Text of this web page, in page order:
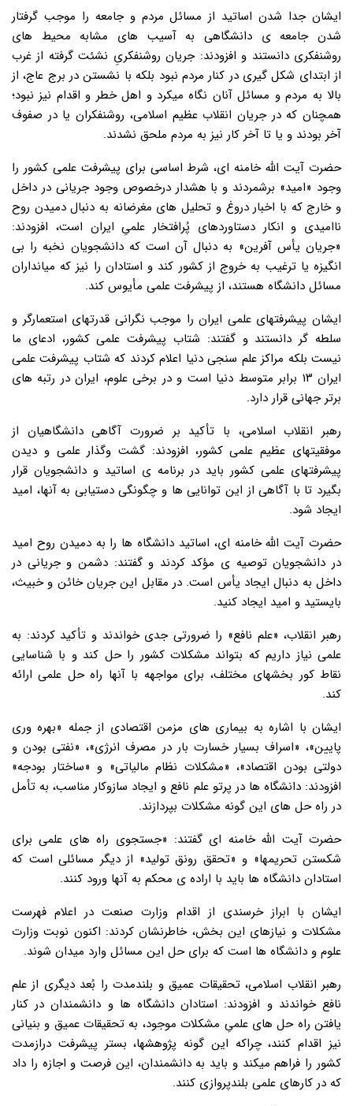
ایشان جدا شدن اساتید از مسائل مردم و جامعه را موجب گرفتار
شدن جامعه ی دانشگاهی به آسیب های مشابه محیط های
روشنفکری دانستند و افزودند: جریان روشنفکریِ نشئت گرفته از غرب
از ابتدای شکل گیری در کنار مردم نبود بلکه با نشستن در برج عاج، از
بالا به مردم و مسائل آنان نگاه میکرد و اهل خطر و اقدام نیز نبود؛
همچنان که در جریان انقلاب عظیم اسلامی، روشنفکران یا در صفوف
آخر بودند و یا تا آخر کار نیز به مردم ملحق نشدند.
حضرت آیت الله خامنه ای، شرط اساسی برای پیشرفت علمی کشور را
وجود «امید» برشمردند و با هشدار درخصوص وجود جریانی در داخل
و خارج که با اخبار دروغ و تحلیل های مغرضانه به دنبال دمیدن روح
ناامیدی و انکار دستاوردهای پُرافتخار علمیِ ایران است، افزودند:
«جریان یأس آفرین» به دنبال آن است که دانشجویان نخبه را بی
انگیزه یا ترغیب به خروج از کشور کند و استادان را نیز که میانداران
مسائل دانشگاه هستند، از پیشرفت علمی مأیوس کند.
ایشان پیشرفتهای علمی ایران را موجب نگرانی قدرتهای استعمارگر و
سلطه گر دانستند و گفتند: شتاب پیشرفت علمی کشور، ادعای ما
نیست بلکه مراکز علم سنجی دنیا اعلام کردند که شتاب پیشرفت علمی
ایران ۱۳ برابر متوسط دنیا است و در برخی علوم، ایران در رتبه های
برتر جهانی قرار دارد.
رهبر انقلاب اسلامی، با تأکید بر ضرورت آگاهی دانشگاهیان از
موفقیتهای عظیم علمی کشور، افزودند: گشت وگذار علمی و دیدن
پیشرفتهای علمی کشور باید در برنامه ی اساتید و دانشجویان قرار
بگیرد تا با آگاهی از این توانایی ها و چگونگی دستیابی به آنها، امید
ایجاد شود.
حضرت آیت الله خامنه ای، اساتید دانشگاه ها را به دمیدن روح امید
در دانشجویان توصیه ی مؤکد کردند و گفتند: دشمن و جریانی در
داخل به دنبال ایجاد یأس است. در مقابل این جریان خائن و خبیث،
بایستید و امید ایجاد کنید.
رهبر انقلاب، «علم نافع» را ضرورتی جدی خواندند و تأکید کردند: به
علمی نیاز داریم که بتواند مشکلات کشور را حل کند و با شناسایی
نقاط کور بخشهای مختلف، برای مواجهه با آنها راه حل علمی ارائه
کند.
ایشان با اشاره به بیماری های مزمن اقتصادی از جمله «بهره وری
پایین»، «اسراف بسیار خسارت بار در مصرف انرژی»، «نفتی بودن و
دولتی بودن اقتصاد»، «مشکلات نظام مالیاتی» و «ساختار بودجه»
افزودند: دانشگاه ها در پرتو علم نافع و ایجاد سازوکار مناسب، به تأمل
در راه حل های این گونه مشکلات بپردازند.
حضرت آیت الله خامنه ای گفتند: «جستجوی راه های علمی برای
شکستن تحریمها» و «تحقق رونق تولید» از دیگر مسائلی است که
استادان دانشگاه ها باید با اراده ی محکم به آنها ورود کنند.
ایشان با ابراز خرسندی از اقدام وزارت صنعت در اعلام فهرست
مشکلات و نیازهای این بخش، خاطرنشان کردند: اکنون نوبت وزارت
علوم و دانشگاه ها است که برای حل این مسائل وارد میدان شوند.
رهبر انقلاب اسلامی، تحقیقات عمیق و بلندمدت را بُعد دیگری از علم
نافع خواندند و افزودند: استادان دانشگاه ها و دانشمندان در کنار
یافتن راه حل های علمیِ مشکلات موجود، به تحقیقات عمیق و بنیانی
نیز اقدام کنند، چراکه این گونه پژوهشها، بستر پیشرفت درازمدت
کشور را فراهم میکند و باید به دانشمندان، این فرصت و اجازه را داد
که در کارهای علمی بلندپروازی کنند.